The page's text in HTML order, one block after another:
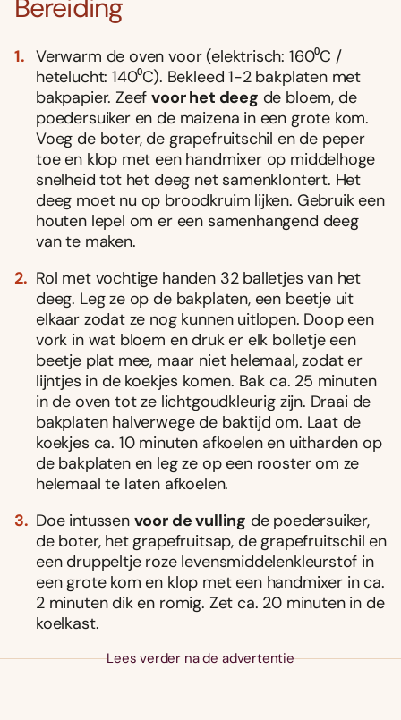
Bereiding
Verwarm de oven voor (elektrisch: 160⁰C /
hetelucht: 140⁰C). Bekleed 1-2 bakplaten met
bakpapier. Zeefvoor het deeg de bloem, de
poedersuiker en de maizena in een grote kom.
Voeg de boter, de grapefruitschil en de peper
toe en klop met een handmixer op middelhoge
snelheid tot het deeg net samenklontert. Het
deeg moet nu op broodkruim lijken. Gebruik een
houten lepel om er een samenhangend deeg
van te maken.
Rol met vochtige handen 32 balletjes van het
deeg. Leg ze op de bakplaten, een beetje uit
elkaar zodat ze nog kunnen uitlopen. Doop een
vork in wat bloem en druk er elk bolletje een
beetje plat mee, maar niet helemaal, zodat er
lijntjes in de koekjes komen. Bak ca. 25 minuten
in de oven tot ze lichtgoudkleurig zijn. Draai de
bakplaten halverwege de baktijd om. Laat de
koekjes ca. 10 minuten afkoelen en uitharden op
de bakplaten en leg ze op een rooster om ze
helemaal te laten afkoelen.
Doe intussen voor de vulling de poedersuiker,
de boter, het grapefruitsap, de grapefruitschil en
een druppeltje roze levensmiddelenkleurstof in
een grote kom en klop met een handmixer in ca.
2 minuten dik en romig. Zet ca. 20 minuten in de
koelkast.
Lees verder na de advertentie